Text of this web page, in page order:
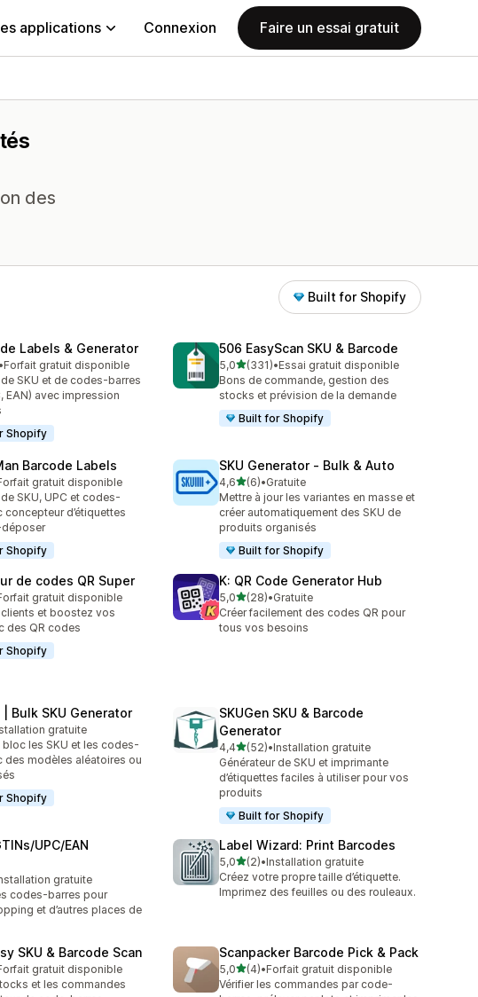
applications Connexion Faire un essai gratuit
des
Built for Shopify
Labels & Generator
sur 5
total
•Forfait gratuit disponible
SKU et de codes-barres
EAN) avec impression
Shopify
506 EasyScan SKU & Barcode
5,0étoile(s) sur 5
(331)
331 avis au total
•Essai gratuit disponible
Bons de commande, gestion des
stocks et prévision de la demande
Built for Shopify
Barcode Labels
sur 5 gratuit disponible
SKU, UPC et codes-
concepteur d’étiquettes
Shopify
SKU Generator ‑ Bulk & Auto
4,6étoile(s) sur 5
(6)
6 avis au total
•Gratuite
Mettre à jour les variantes en masse et
créer automatiquement des SKU de
produits organisés
Built for Shopify
de codes QR Super
sur 5 gratuit disponible
et boostez vos
des QR codes
Shopify
K: QR Code Generator Hub
5,0étoile(s) sur 5
(28)
28 avis au total
•Gratuite
Créer facilement des codes QR pour
tous vos besoins
| Bulk SKU Generator
sur 5
gratuite
les SKU et les codes-
des modèles aléatoires ou
Shopify
SKUGen SKU & Barcode
Generator
4,4étoile(s) sur 5
(52)
52 avis au total
•Installation gratuite
Générateur de SKU et imprimante
d’étiquettes faciles à utiliser pour vos
produits
Built for Shopify
UPC/EAN
sur 5
gratuite
codes-barres pour
et d’autres places de
Label Wizard: Print Barcodes
5,0étoile(s) sur 5
(2)
2 avis au total
•Installation gratuite
Créez votre propre taille d’étiquette.
Imprimez des feuilles ou des rouleaux.
SKU & Barcode Scan
sur 5 gratuit disponible
et les commandes
Scanpacker Barcode Pick & Pack
5,0étoile(s) sur 5
(4)
4 avis au total
•Forfait gratuit disponible
Vérifier les commandes par code-